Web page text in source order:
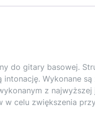
do gitary basowej.
intonację. Wykonane
z
celu zwiększenia